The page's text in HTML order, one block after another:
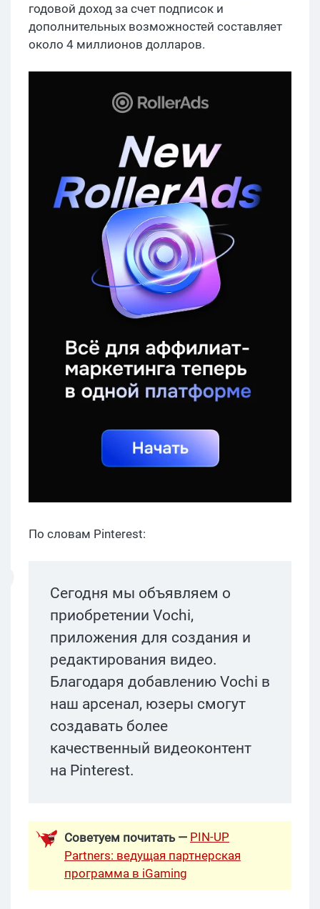
годовой доход за счет подписок и
дополнительных возможностей составляет
около 4 миллионов долларов.
По словам Pinterest:
Сегодня мы объявляем о
приобретении Vochi,
приложения для создания и
редактирования видео.
Благодаря добавлению Vochi в
наш арсенал, юзеры смогут
создавать более
качественный видеоконтент
на Pinterest.
Советуем почитать — PIN-UP
Partners: ведущая партнерская
программа в iGaming